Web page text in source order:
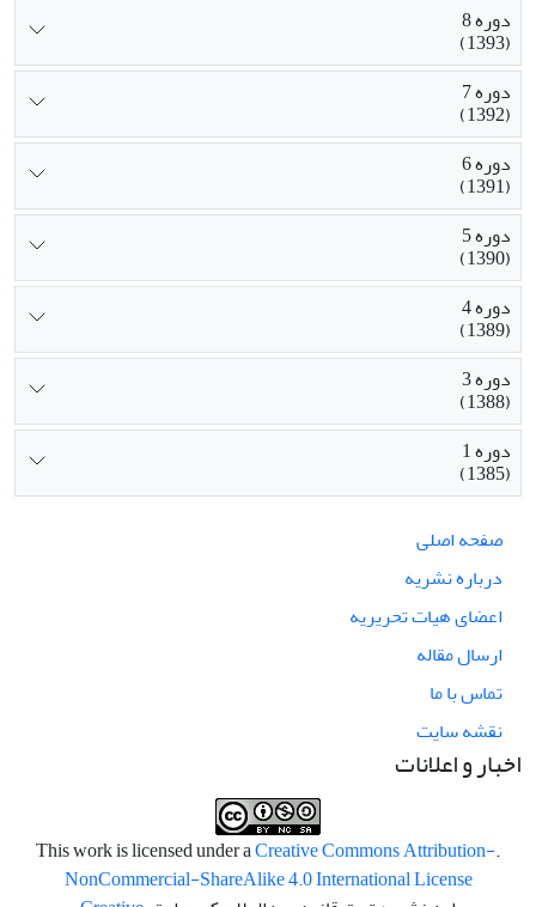
دوره 8
(1393)
دوره 7
(1392)
دوره 6
(1391)
دوره 5
(1390)
دوره 4
(1389)
دوره 3
(1388)
دوره 1
(1385)
صفحه اصلی
درباره نشریه
اعضای هیات تحریریه
ارسال مقاله
تماس با ما
نقشه سایت
اخبار و اعلانات
.This work is licensed under a
Creative Commons Attribution-
NonCommercial-ShareAlike 4.0 International License